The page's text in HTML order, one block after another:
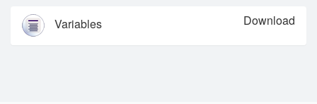
Variables Download